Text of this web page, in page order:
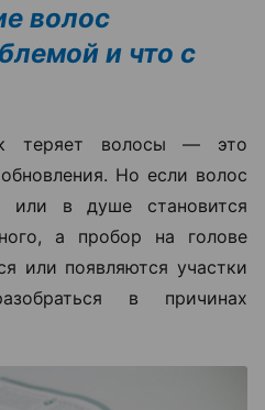
волос
и что с
теряет волосы — это
Но если волос
или в душе становится
а пробор на голове
или появляются участки
в причинах